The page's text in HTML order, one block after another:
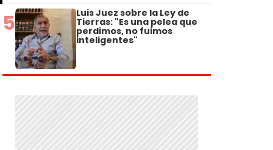
5 Luis Juez sobre la Ley de
Tierras: "Es una pelea que
perdimos, no fuimos
inteligentes"